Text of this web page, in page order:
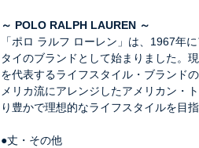
～ POLO RALPH LAUREN ～
「ポロ ラルフ ローレン」は、1967年
タイのブランドとして始まりました。
を代表するライフスタイル・ブランド
メリカ流にアレンジしたアメリカン・
り豊かで理想的なライフスタイルを目
●丈・その他